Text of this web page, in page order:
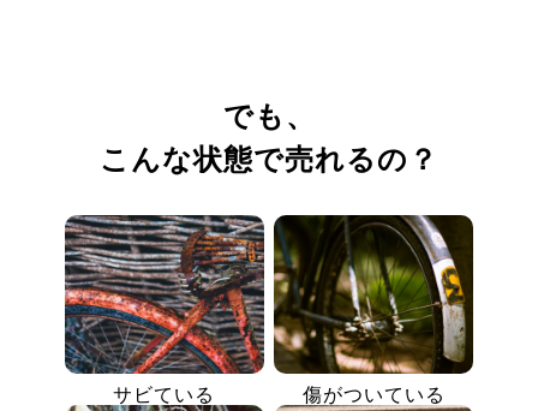
でも、
こんな状態で売れるの？
サビている 傷がついている